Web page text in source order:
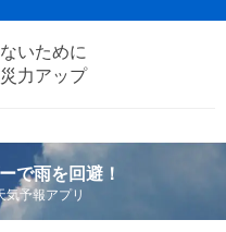
いために
力アップ
で雨を回避！
予報アプリ